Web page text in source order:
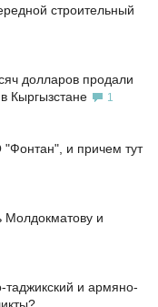
строительный
долларов продали
Кыргызстане
1
и причем тут
Молдокматову и
таджикский и армяно-